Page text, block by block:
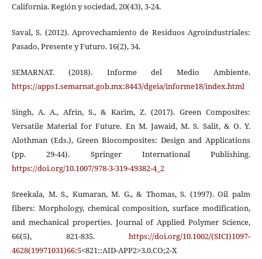
California. Región y sociedad, 20(43), 3-24.
Saval, S. (2012). Aprovechamiento de Residuos Agroindustriales:
Pasado, Presente y Futuro. 16(2), 34.
SEMARNAT. (2018). Informe del Medio Ambiente.
https://apps1.semarnat.gob.mx:8443/dgeia/informe18/index.html
Singh, A. A., Afrin, S., & Karim, Z. (2017). Green Composites:
Versatile Material for Future. En M. Jawaid, M. S. Salit, & O. Y.
Alothman (Eds.), Green Biocomposites: Design and Applications
(pp. 29-44). Springer International Publishing.
https://doi.org/10.1007/978-3-319-49382-4_2
Sreekala, M. S., Kumaran, M. G., & Thomas, S. (1997). Oil palm
fibers: Morphology, chemical composition, surface modification,
and mechanical properties. Journal of Applied Polymer Science,
66(5), 821-835.https://doi.org/10.1002/(SICI)1097-
4628(19971031)66:5<821::AID-APP2>3.0.CO;2-X